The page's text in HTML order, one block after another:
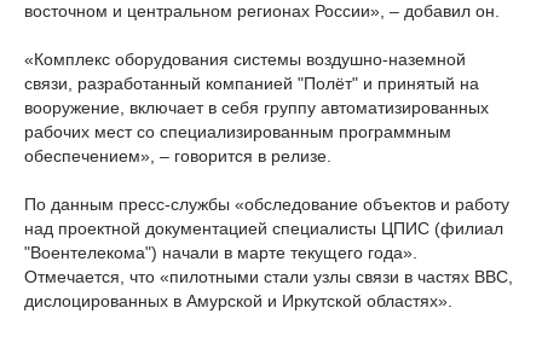
восточном и центральном регионах России», – добавил он.
«Комплекс оборудования системы воздушно-наземной
связи, разработанный компанией "Полёт" и принятый на
вооружение, включает в себя группу автоматизированных
рабочих мест со специализированным программным
обеспечением», – говорится в релизе.
По данным пресс-службы «обследование объектов и работу
над проектной документацией специалисты ЦПИС (филиал
"Воентелекома") начали в марте текущего года».
Отмечается, что «пилотными стали узлы связи в частях ВВС,
дислоцированных в Амурской и Иркутской областях».